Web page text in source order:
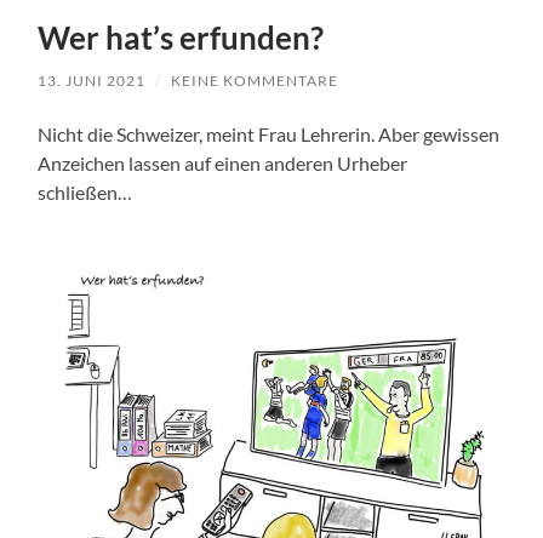
Wer hat’s erfunden?
13. JUNI 2021 / KEINE KOMMENTARE
Nicht die Schweizer, meint Frau Lehrerin. Aber gewissen
Anzeichen lassen auf einen anderen Urheber
schließen…